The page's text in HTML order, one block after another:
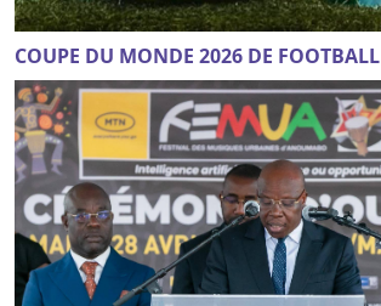
COUPE DU MONDE 2026 DE FOOTBALL